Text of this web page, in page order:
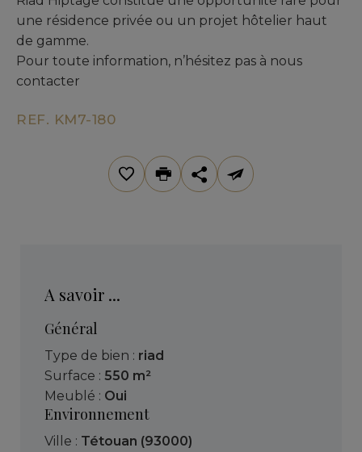
une résidence privée ou un projet hôtelier haut
de gamme.
Pour toute information, n’hésitez pas à nous
contacter
REF. KM7-180
A savoir ...
Général
Type de bien : riad
Surface : 550 m²
Meublé : Oui
Environnement
Ville : Tétouan (93000)